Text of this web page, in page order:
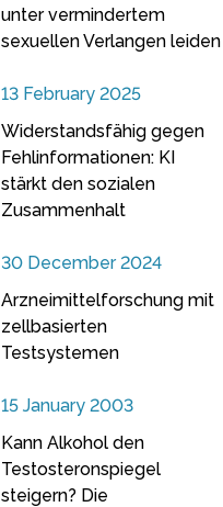
unter vermindertem
sexuellen Verlangen leiden
13 February 2025
Widerstandsfähig gegen
Fehlinformationen: KI
stärkt den sozialen
Zusammenhalt
30 December 2024
Arzneimittelforschung mit
zellbasierten
Testsystemen
15 January 2003
Kann Alkohol den
Testosteronspiegel
steigern? Die